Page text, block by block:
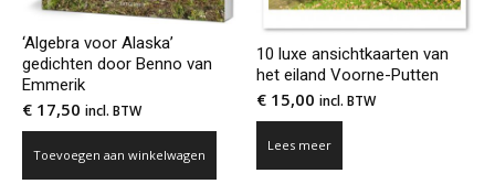
‘Algebra voor Alaska’
gedichten door Benno van
Emmerik
€ 17,50 incl. BTW
Toevoegen aan winkelwagen
10 luxe ansichtkaarten van
het eiland Voorne-Putten
€ 15,00 incl. BTW
Lees meer